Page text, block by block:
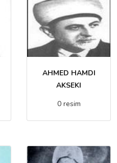
AHMED HAMDI
AKSEKI
0 resim